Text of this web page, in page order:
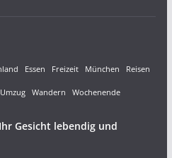
Essen Freizeit München Reisen
Umzug Wandern Wochenende
Gesicht lebendig und